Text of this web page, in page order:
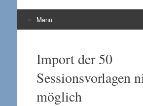
Menü
springenImport der 50
Sessionsvorlagen
möglich